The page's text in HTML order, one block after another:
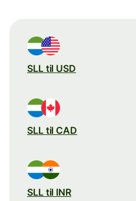
SLL til USD
SLL til CAD
SLL til INR